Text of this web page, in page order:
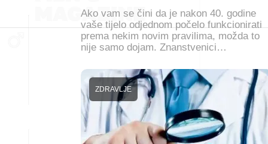
Ako vam se čini da je nakon 40. godine
vaše tijelo odjednom počelo funkcionirati
prema nekim novim pravilima, možda to
nije samo dojam. Znanstvenici…
ZDRAVLJE